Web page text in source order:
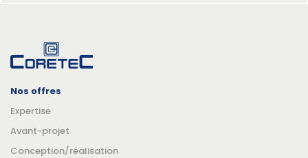
Nos offres
Expertise
Avant-projet
Conception/réalisation